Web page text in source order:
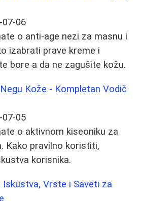
07-06
o anti-age nezi za masnu i
izabrati prave kreme i
bore a da ne zagušite kožu.
Kože - Kompletan Vodič
07-05
o aktivnom kiseoniku za
Kako pravilno koristiti,
korisnika.
Iskustva, Vrste i Saveti za